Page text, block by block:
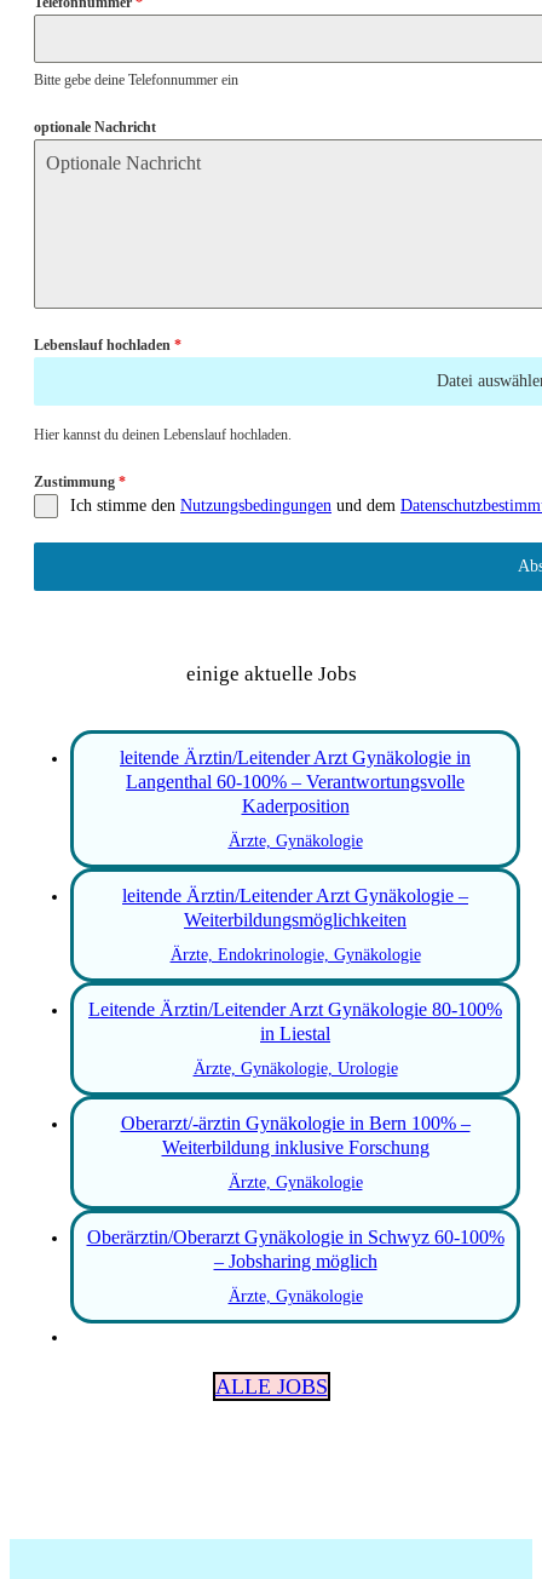
Bitte gebe deine Telefonnummer ein
optionale Nachricht
Lebenslauf hochladen *
Datei
Hier kannst du deinen Lebenslauf hochladen.
Zustimmung *
Ich stimme den Nutzungsbedingungen und dem
einige aktuelle Jobs
leitende Ärztin/Leitender Arzt Gynäkologie in
Langenthal 60-100% – Verantwortungsvolle
Kaderposition
Ärzte, Gynäkologie
leitende Ärztin/Leitender Arzt Gynäkologie –
Weiterbildungsmöglichkeiten
Ärzte, Endokrinologie, Gynäkologie
Leitende Ärztin/Leitender Arzt Gynäkologie 80-100%
in Liestal
Ärzte, Gynäkologie, Urologie
Oberarzt/-ärztin Gynäkologie in Bern 100% –
Weiterbildung inklusive Forschung
Ärzte, Gynäkologie
Oberärztin/Oberarzt Gynäkologie in Schwyz 60-100%
– Jobsharing möglich
Ärzte, Gynäkologie
ALLE JOBS